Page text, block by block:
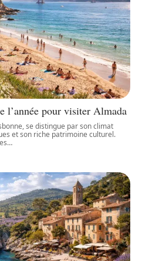
l’année pour visiter Almada
se distingue par son climat
et son riche patrimoine culturel.
…